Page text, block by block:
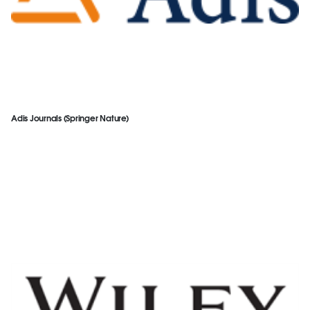
Adis Journals (Springer Nature)